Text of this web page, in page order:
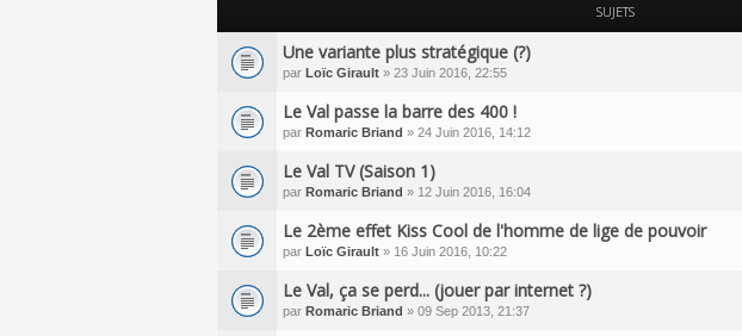
SUJETS
Une variante plus stratégique (?)
par Loïc Girault » 23 Juin 2016, 22:55
Le Val passe la barre des 400 !
par Romaric Briand » 24 Juin 2016, 14:12
Le Val TV (Saison 1)
par Romaric Briand » 12 Juin 2016, 16:04
Le 2ème effet Kiss Cool de l'homme de lige de pouvoir
par Loïc Girault » 16 Juin 2016, 10:22
Le Val, ça se perd... (jouer par internet ?)
par Romaric Briand » 09 Sep 2013, 21:37